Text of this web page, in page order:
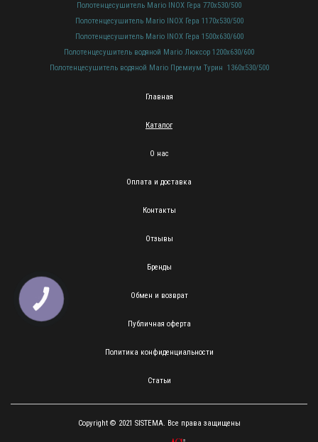
Полотенцесушитель Mario INOX Гера 770х530/500
Полотенцесушитель Mario INOX Гера 1170х530/500
Полотенцесушитель Mario INOX Гера 1500х630/600
Полотенцесушитель водяной Mario Люксор 1200х630/600
Полотенцесушитель водяной Mario Премиум Турин 1360х530/500
Главная
Каталог
О нас
Оплата и доставка
Контакты
Отзывы
Бренды
Обмен и возврат
Публичная оферта
Политика конфиденциальности
Статьи
Copyright © 2021 SISTEMA. Все права защищены
КНОПКА
ЗВ'ЯЗКУ